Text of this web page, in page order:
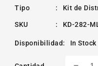
Tipo : Kit de
SKU : KD-282-
Disponibilidad: In Stock